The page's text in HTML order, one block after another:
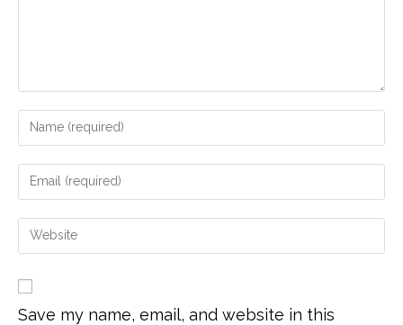
Save my name, email, and website in this